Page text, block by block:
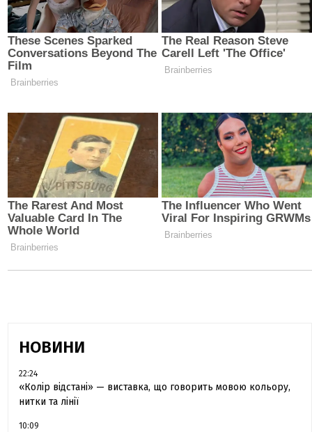
НОВИНИ
22:24
«Колір відстані» — виставка, що говорить мовою кольору,
нитки та лінії
10:09